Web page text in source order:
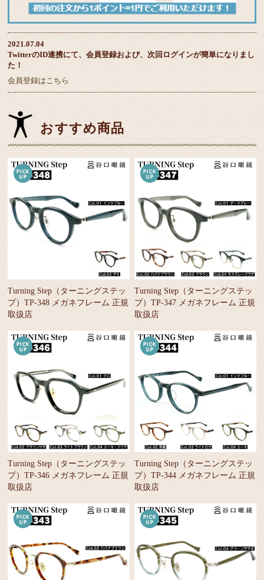
2021.07.04
TwitterのID連携にて、会員登録および、次回ログインが簡単になりまし
た！
会員登録はこちら
おすすめ商品
Turning Step（ターニングステッ
プ）TP-348 メガネフレーム 正規
取扱店
Turning Step（ターニングステッ
プ）TP-347 メガネフレーム 正規
取扱店
Turning Step（ターニングステッ
プ）TP-346 メガネフレーム 正規
取扱店
Turning Step（ターニングステッ
プ）TP-344 メガネフレーム 正規
取扱店